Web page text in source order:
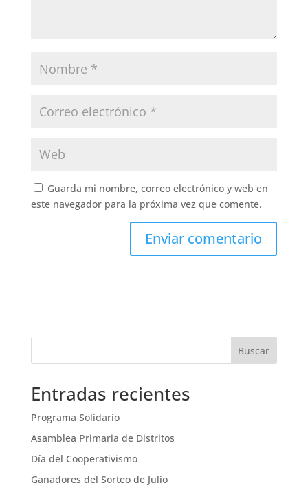
Guarda mi nombre, correo electrónico y web en
este navegador para la próxima vez que comente.
Buscar
Entradas recientes
Programa Solidario
Asamblea Primaria de Distritos
Día del Cooperativismo
Ganadores del Sorteo de Julio